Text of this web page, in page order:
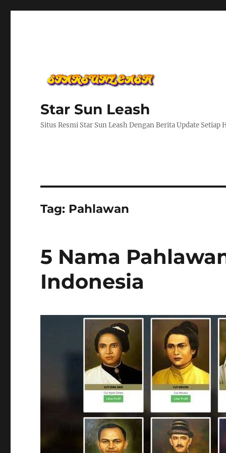
Star Sun Leash
Situs Resmi Star Sun Leash Dengan Berita Update Setiap
Tag: Pahlawan
5 Nama
Indonesia